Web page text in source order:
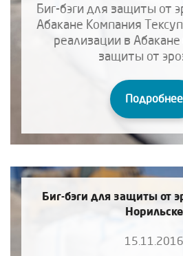
Биг-бэги для защиты от
Абакане Компания
реализации в Абакане
защиты от
Подробнее
Биг-бэги для защиты от
Норильске
15.11.2016